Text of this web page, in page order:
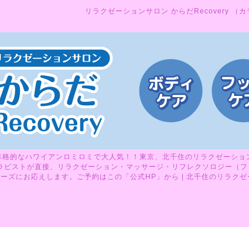
リラクゼーションサロン からだRecovery （カ
的なハワイアンロミロミで大人気！！東京、北千住のリラクゼーシ
ストが直接、リラクゼーション・マッサージ・リフレクソロジー（
ズにお応えします。ご予約はこの「公式HP」から | 北千住のリラク